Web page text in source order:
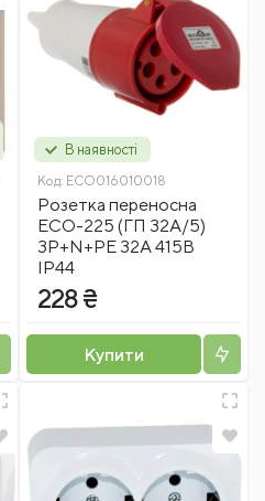
В наявності
Код: ECO016010018
Розетка переносна
ECO-225 (ГП 32А/5)
3Р+N+РЕ 32А 415В
IP44
228 ₴
Купити